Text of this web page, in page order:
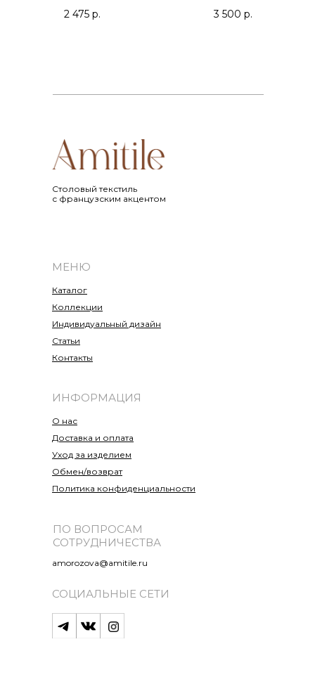
2 475 р. 3 500 р.
Cтоловый текстиль
с французским акцентом
Каталог
Коллекции
Индивидуальный дизайн
Статьи
Контакты
МЕНЮ
О нас
Доставка и оплата
Уход за изделием
Обмен/возврат
Политика конфиденциальности
ИНФОРМАЦИЯ
amorozova@amitile.ru
ПО ВОПРОСАМ
СОТРУДНИЧЕСТВА
СОЦИАЛЬНЫЕ СЕТИ